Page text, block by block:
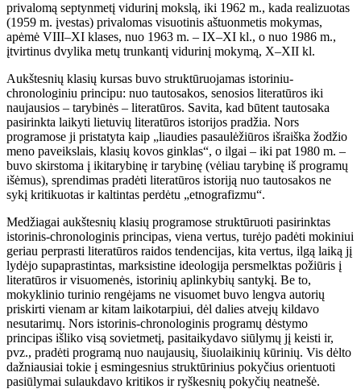
privalomą septynmetį vidurinį mokslą, iki 1962 m., kada realizuotas
(1959 m. įvestas) privalomas visuotinis aštuonmetis mokymas,
apėmė VIII–XI klases, nuo 1963 m. – IX–XI kl., o nuo 1986 m.,
įtvirtinus dvylika metų trunkantį vidurinį mokymą, X–XII kl.
Aukštesnių klasių kursas buvo struktūruojamas istoriniu-
chronologiniu principu: nuo tautosakos, senosios literatūros iki
naujausios – tarybinės – literatūros. Savita, kad būtent tautosaka
pasirinkta laikyti lietuvių literatūros istorijos pradžia. Nors
programose ji pristatyta kaip „liaudies pasaulėžiūros išraiška žodžio
meno paveikslais, klasių kovos ginklas“, o ilgai – iki pat 1980 m. –
buvo skirstoma į ikitarybinę ir tarybinę (vėliau tarybinę iš programų
išėmus), sprendimas pradėti literatūros istoriją nuo tautosakos ne
sykį kritikuotas ir kaltintas perdėtu „etnografizmu“.
Medžiagai aukštesnių klasių programose struktūruoti pasirinktas
istorinis-chronologinis principas, viena vertus, turėjo padėti mokiniui
geriau perprasti literatūros raidos tendencijas, kita vertus, ilgą laiką jį
lydėjo supaprastintas, marksistine ideologija persmelktas požiūris į
literatūros ir visuomenės, istorinių aplinkybių santykį. Be to,
mokyklinio turinio rengėjams ne visuomet buvo lengva autorių
priskirti vienam ar kitam laikotarpiui, dėl dalies atvejų kildavo
nesutarimų. Nors istorinis-chronologinis programų dėstymo
principas išliko visą sovietmetį, pasitaikydavo siūlymų jį keisti ir,
pvz., pradėti programą nuo naujausių, šiuolaikinių kūrinių. Vis dėlto
dažniausiai tokie į esmingesnius struktūrinius pokyčius orientuoti
pasiūlymai sulaukdavo kritikos ir ryškesnių pokyčių neatnešė.